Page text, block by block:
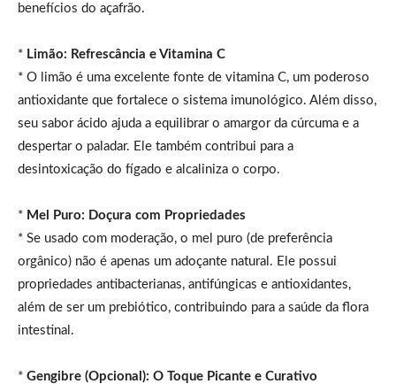
benefícios do açafrão.
* Limão: Refrescância e Vitamina C
* O limão é uma excelente fonte de vitamina C, um poderoso
antioxidante que fortalece o sistema imunológico. Além disso,
seu sabor ácido ajuda a equilibrar o amargor da cúrcuma e a
despertar o paladar. Ele também contribui para a
desintoxicação do fígado e alcaliniza o corpo.
* Mel Puro: Doçura com Propriedades
* Se usado com moderação, o mel puro (de preferência
orgânico) não é apenas um adoçante natural. Ele possui
propriedades antibacterianas, antifúngicas e antioxidantes,
além de ser um prebiótico, contribuindo para a saúde da flora
intestinal.
* Gengibre (Opcional): O Toque Picante e Curativo